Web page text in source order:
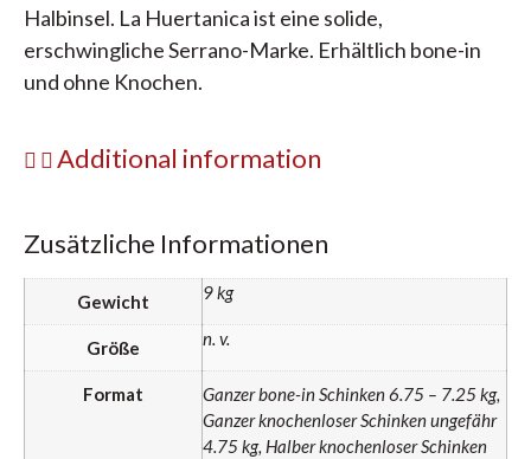
Halbinsel. La Huertanica ist eine solide,
erschwingliche Serrano-Marke. Erhältlich bone-in
und ohne Knochen.
Additional information
Zusätzliche Informationen
Gewicht 9 kg
Größe n. v.
Format
Ganzer bone-in Schinken 6.75 – 7.25 kg,
Ganzer knochenloser Schinken ungefähr
4.75 kg, Halber knochenloser Schinken